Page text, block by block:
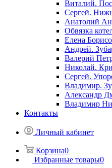
Виталий.
Сергей.
Анатолий
Обвязка
Елена
Андрей.
Валерий
Николай.
Сергей.
Владимир.
Александр
Владимир
Контакты
Личный кабинет
Корзина0
Избранные товары0